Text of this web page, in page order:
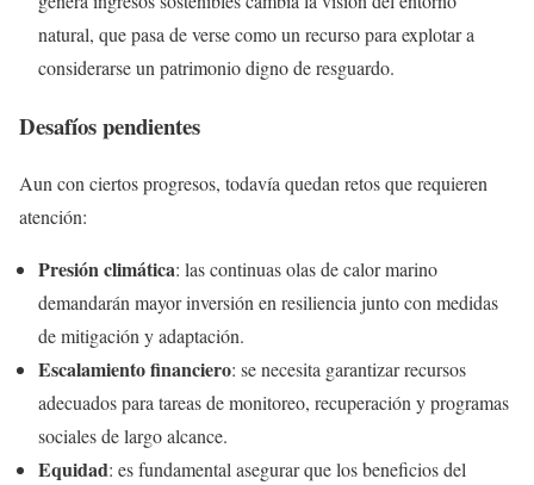
natural, que pasa de verse como un recurso para explotar a
considerarse un patrimonio digno de resguardo.
Desafíos pendientes
Aun con ciertos progresos, todavía quedan retos que requieren
atención:
Presión climática: las continuas olas de calor marino
demandarán mayor inversión en resiliencia junto con medidas
de mitigación y adaptación.
Escalamiento financiero: se necesita garantizar recursos
adecuados para tareas de monitoreo, recuperación y programas
sociales de largo alcance.
Equidad: es fundamental asegurar que los beneficios del